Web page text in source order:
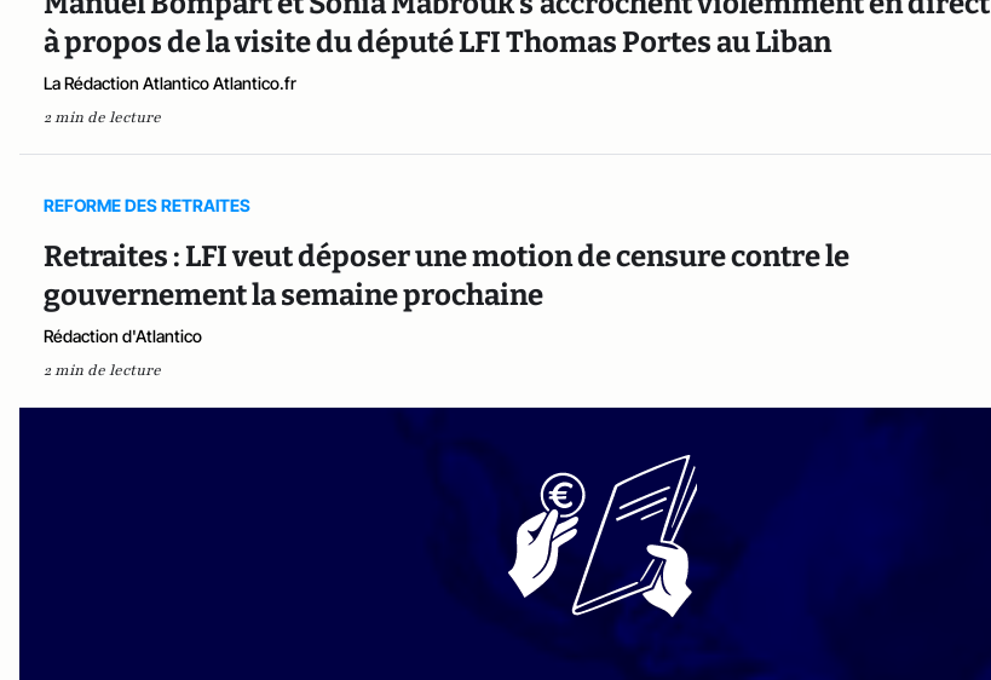
à propos de la visite du député LFI Thomas Portes au Liban
La Rédaction Atlantico Atlantico.fr
2 min de lecture
REFORME DES RETRAITES
Retraites : LFI veut déposer une motion de censure contre le
gouvernement la semaine prochaine
Rédaction d'Atlantico
2 min de lecture